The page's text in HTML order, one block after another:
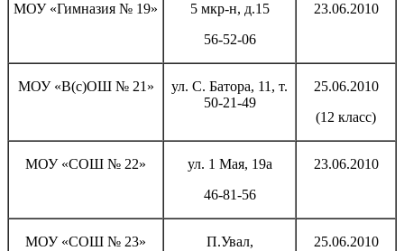
МОУ «Гимназия № 19»
5 мкр-н, д.15
56-52-06
23.06.2010
МОУ «В(с)ОШ № 21»
ул. С. Батора, 11, т.
50-21-49
25.06.2010
(12 класс)
МОУ «СОШ № 22»
ул. 1 Мая, 19а
46-81-56
23.06.2010
МОУ «СОШ № 23»
П.Увал,
25.06.2010